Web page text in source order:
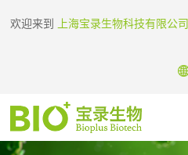
欢迎来到 上海宝录生物科技有限公司